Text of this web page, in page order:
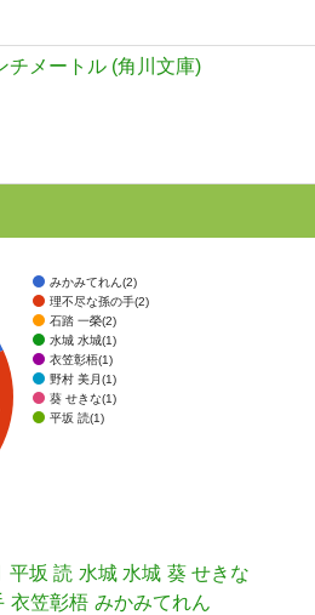
チメートル (角川文庫)
みかみてれん(2)
理不尽な孫の手(2)
石踏 一榮(2)
水城 水城(1)
衣笠彰梧(1)
野村 美月(1)
葵 せきな(1)
平坂 読(1)
平坂 読 水城 水城 葵 せきな
衣笠彰梧 みかみてれん